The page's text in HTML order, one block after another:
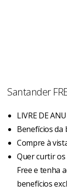
Santander
LIVRE DE
Benefícios da
Compre à
Quer curtir os
Free e tenha
benefícios